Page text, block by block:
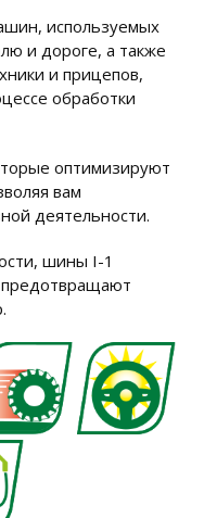
используемых
и дороге, а также
и прицепов,
обработки
оптимизируют
вам
деятельности.
шины I-1